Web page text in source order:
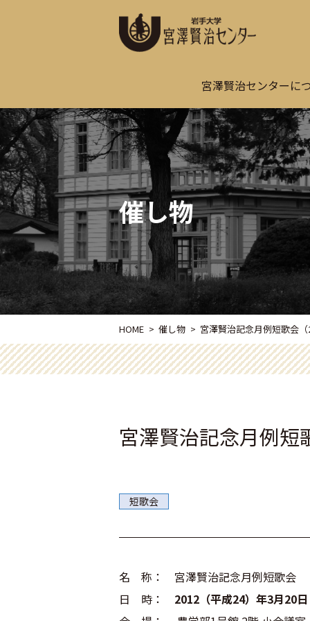
宮澤賢治センターに
催し物
HOME 催し物 宮澤賢治記念月例短歌会（
宮澤賢治記念月例短
短歌会
名 称： 宮澤賢治記念月例短歌会
日 時： 2012（平成24）年3月20日